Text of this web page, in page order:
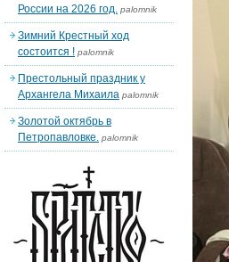
России на 2026 год. palomnik
Зимний Крестный ход
состоится ! palomnik
Престольный праздник у
Архангела Михаила palomnik
Золотой октябрь в
Петропавловке. palomnik